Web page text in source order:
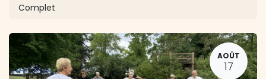
Complet
AOÛT
17